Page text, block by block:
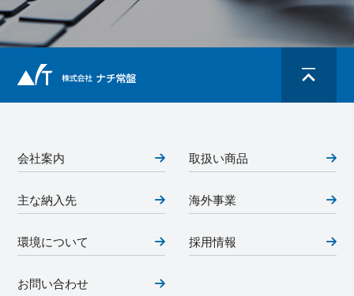
会社案内 取扱い商品
主な納入先 海外事業
環境について 採用情報
お問い合わせ